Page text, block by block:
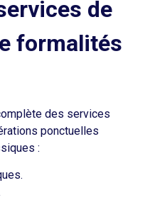
de
formalités
des services
ponctuelles
: